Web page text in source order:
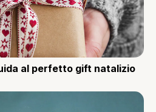
al perfetto gift natalizio